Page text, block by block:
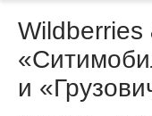
Wildberries
и